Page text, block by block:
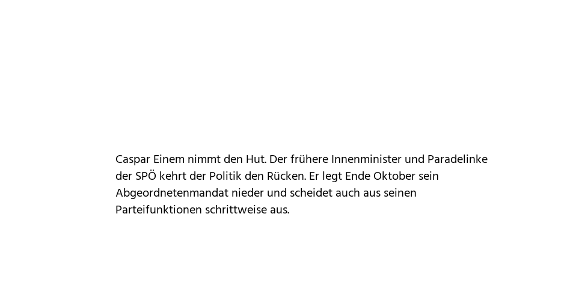
Caspar Einem nimmt den Hut. Der frühere Innenminister und Paradelinke
der SPÖ kehrt der Politik den Rücken. Er legt Ende Oktober sein
Abgeordnetenmandat nieder und scheidet auch aus seinen
Parteifunktionen schrittweise aus.